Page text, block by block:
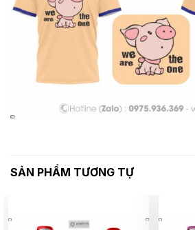
SẢN PHẨM TƯƠNG TỰ